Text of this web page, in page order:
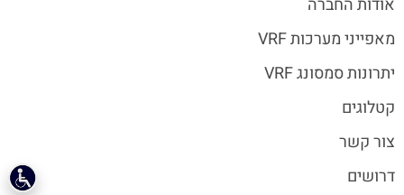
אודות החברה
מאפייני מערכות VRF
יתרונות סמסונג VRF
קטלוגים
צור קשר
דרושים